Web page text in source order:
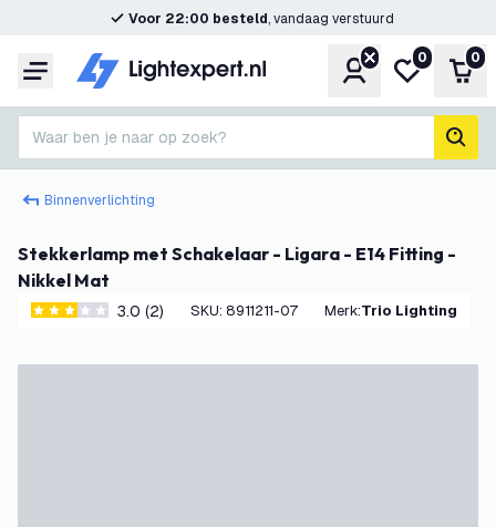
Voor 22:00 besteld, vandaag verstuurd
Menu Account
Mijn
0 0
Waar ben je naar op zoek?
Binnenverlichting
Stekkerlamp met Schakelaar - Ligara - E14 Fitting -
Nikkel Mat
3 score sterren3.0 (2) SKU: 8911211-07 Merk: Trio Lighting